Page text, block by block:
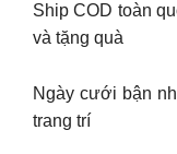
Ship COD toàn
và tặng quà
Ngày cưới bận
trang trí